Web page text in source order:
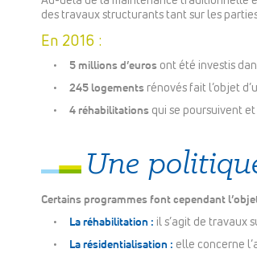
des travaux structurants tant sur les
En 2016 :
5 millions d’euros ont été investis
245 logements rénovés fait l’objet
4 réhabilitations qui se poursuivent
Une
Certains programmes font cependant
La réhabilitation : il s’agit de travaux
La résidentialisation : elle concerne